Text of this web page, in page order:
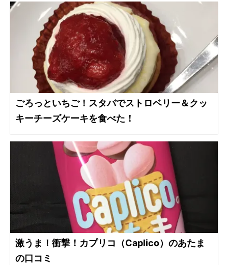
ごろっといちご！スタバでストロベリー＆クッ
キーチーズケーキを食べた！
激うま！衝撃！カプリコ（Caplico）のあたま
の口コミ